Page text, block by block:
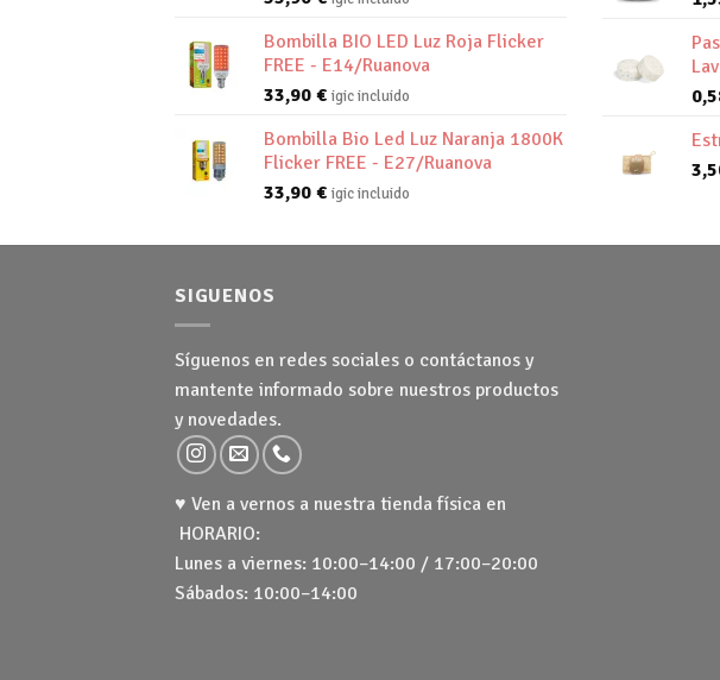
Bombilla BIO LED Luz Roja Flicker
FREE - E14/Ruanova
33,90 € igic incluido
Bombilla Bio Led Luz Naranja 1800K
Flicker FREE - E27/Ruanova
33,90 € igic incluido
SIGUENOS
Síguenos en redes sociales o contáctanos y
mantente informado sobre nuestros productos
y novedades.
♥ Ven a vernos a nuestra tienda física en
HORARIO:
Lunes a viernes: 10:00–14:00 / 17:00–20:00
Sábados: 10:00–14:00